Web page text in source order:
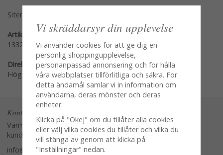
Sitemap »
Artikelnummer:
1332-90
Direktlänk:
Högerklicka och kopiera adressen
Kontakta oss
Varmt välkommen att kontakta vår
kundtjänst.
info@glasverandan.se
Vi skräddarsyr din upplevelse
Vi använder cookies för att ge dig en
personlig shoppingupplevelse,
personanpassad annonsering och för hålla
våra webbplatser tillförlitliga och säkra. För
detta ändamål samlar vi in information om
användarna, deras mönster och deras
enheter.
Klicka på "Okej" om du tillåter alla cookies
eller välj vilka cookies du tillåter och vilka du
vill stänga av genom att klicka på
"Inställningar" nedan.